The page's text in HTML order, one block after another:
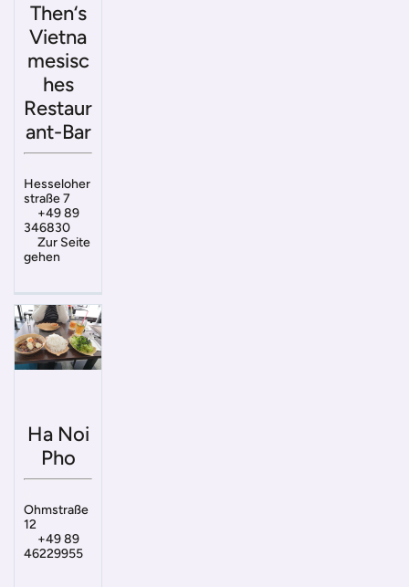
Then‘s
Vietna
mesisc
hes
Restaur
ant-Bar
Hesseloher
straße 7
+49 89
346830
Zur Seite
gehen
Ha Noi
Pho
Ohmstraße
12
+49 89
46229955